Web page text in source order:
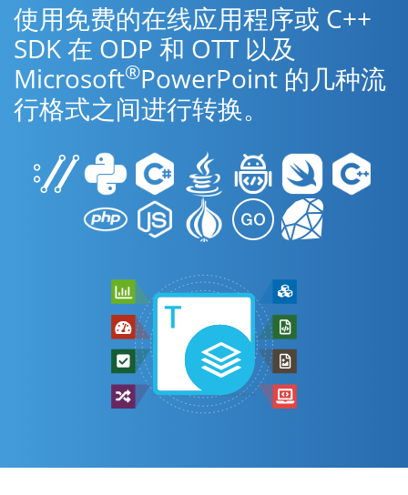
使用免费的在线应用程序或 C++
SDK 在 ODP 和 OTT 以及
Microsoft®PowerPoint 的几种流
行格式之间进行转换。